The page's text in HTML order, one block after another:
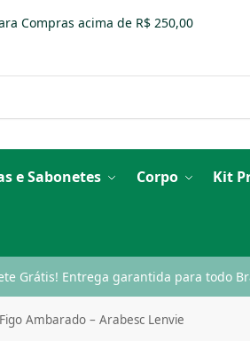
Compras acima de R$ 250,00
e Sabonetes Corpo Kit
Grátis! Entrega garantida para todo
Ambarado – Arabesc Lenvie